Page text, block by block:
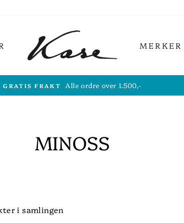
MERKER
GRATIS FRAKT Alle ordre over 1.500,-
MINOSS
i samlingen